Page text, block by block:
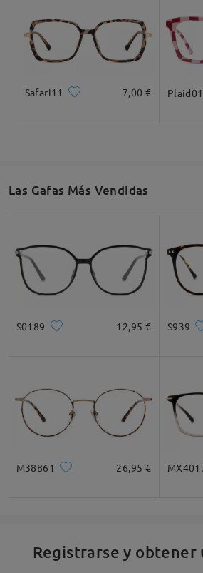
Ancho Total
Recomendación
* Solo Para
Descripción del
Safari11 7,00 €
Las Gafas Más Vendidas
S0189 12,95 € S939
M38861 26,95 €
Registrarse y obtener